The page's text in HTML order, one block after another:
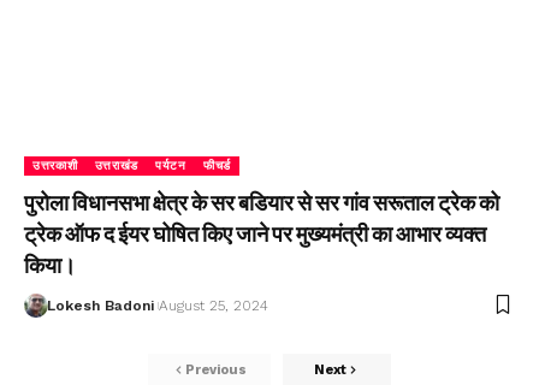
उत्तरकाशी उत्तराखंड पर्यटन फीचर्ड
पुरोला विधानसभा क्षेत्र के सर बडियार से सर गांव सरूताल ट्रेक को
ट्रेक ऑफ द ईयर घोषित किए जाने पर मुख्यमंत्री का आभार व्यक्त
किया।
Lokesh Badoni August 25, 2024
Previous Next